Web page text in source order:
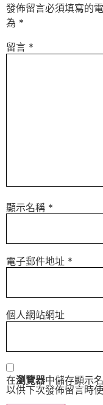
發佈留言必須填寫的
為 *
留言 *
顯示名稱 *
電子郵件地址 *
個人網站網址
在瀏覽器中儲存顯示
以供下次發佈留言時